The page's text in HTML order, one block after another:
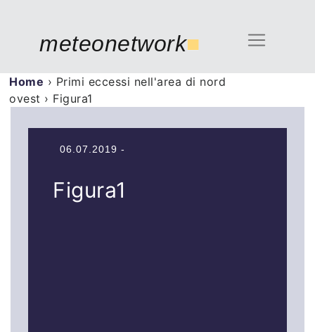
meteonetwork■
Home › Primi eccessi nell'area di nord
ovest › Figura1
06.07.2019 -
Figura1